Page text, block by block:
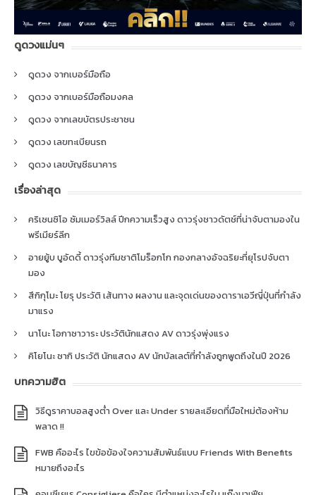
ดูดวงแม่นๆ
ดูดวง จากเบอร์มือถือ
ดูดวง จากเบอร์มือถือมงคล
ดูดวง จากเลขบัตรประชาชน
ดูดวง เลขทะเบียนรถ
ดูดวง เลขบัญชีธนาคาร
เรื่องล่าสุด
คริเซนซิโอ ซัมเมอร์วิลล์ ปีกความเร็วสูง ดาวรุ่งชาวดัตช์ที่น่าจับตามองใน
พรีเมียร์ลีก
อายยู้บ บูอัดดี้ ดาวรุ่งทีมชาติโมร็อกโก กองกลางอัจฉริยะที่ยุโรปจับตา
มอง
สึกิกุโมะ โยรุ ประวัติ เส้นทาง ผลงาน และจุดเด่นของดาราเอวีญี่ปุ่นที่กำลัง
มาแรง
นาโนะ โอกาซาวาระ ประวัตินักแสดง AV ดาวรุ่งพุ่งแรง
คิโยโนะ ซากิ ประวัติ นักแสดง AV นักบัลเลต์ที่กำลังถูกพูดถึงในปี 2026
บทความฮิต
วิธีดูราคาบอลสูงต่ำ Over และ Under รายละเอียดที่มือใหม่ต้องห้าม
พลาด !!
FWB คืออะไร ไขข้อข้องใจความสัมพันธ์แบบ Friends With Benefits
หมายถึงอะไร